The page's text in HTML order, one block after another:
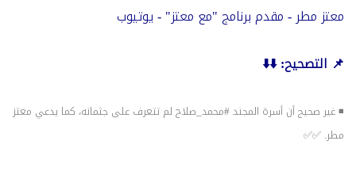
معتز مطر - مقدم برنامج "مع معتز" - يوتيوب
📌 التصحيح: ⬇️⬇️
◾ غير صحيح أن أسرة المجند #محمد_صلاح لم تتعرف على جثمانه، كما يدعي معتز
مطر. ✅✅